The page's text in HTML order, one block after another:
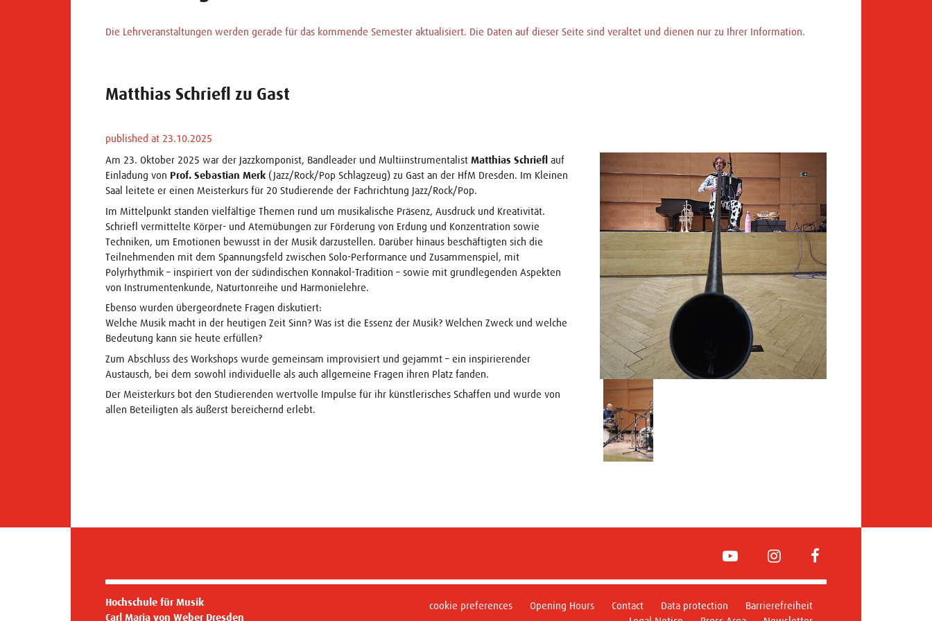
Die Lehrveranstaltungen werden gerade für das kommende Semester aktualisiert. Die Daten auf dieser Seite sind veraltet und dienen nur zu Ihrer Information.
Matthias Schriefl zu Gast
published at 23.10.2025
Am 23. Oktober 2025 war der Jazzkomponist, Bandleader und Multiinstrumentalist Matthias Schriefl auf
Einladung von Prof. Sebastian Merk (Jazz/Rock/Pop Schlagzeug) zu Gast an der HfM Dresden. Im Kleinen
Saal leitete er einen Meisterkurs für 20 Studierende der Fachrichtung Jazz/Rock/Pop.
Im Mittelpunkt standen vielfältige Themen rund um musikalische Präsenz, Ausdruck und Kreativität.
Schriefl vermittelte Körper- und Atemübungen zur Förderung von Erdung und Konzentration sowie
Techniken, um Emotionen bewusst in der Musik darzustellen. Darüber hinaus beschäftigten sich die
Teilnehmenden mit dem Spannungsfeld zwischen Solo-Performance und Zusammenspiel, mit
Polyrhythmik – inspiriert von der südindischen Konnakol-Tradition – sowie mit grundlegenden Aspekten
von Instrumentenkunde, Naturtonreihe und Harmonielehre.
Ebenso wurden übergeordnete Fragen diskutiert:
Welche Musik macht in der heutigen Zeit Sinn? Was ist die Essenz der Musik? Welchen Zweck und welche
Bedeutung kann sie heute erfüllen?
Zum Abschluss des Workshops wurde gemeinsam improvisiert und gejammt – ein inspirierender
Austausch, bei dem sowohl individuelle als auch allgemeine Fragen ihren Platz fanden.
Der Meisterkurs bot den Studierenden wertvolle Impulse für ihr künstlerisches Schaffen und wurde von
allen Beteiligten als äußerst bereichernd erlebt.
YouTube Instagram
cookie preferences Opening Hours Contact Data protection
Barrierefreiheit
Hochschule für Musik
Carl Maria von Weber Dresden